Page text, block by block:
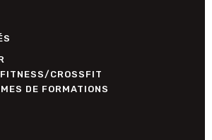
CROSSFIT
DE FORMATIONS